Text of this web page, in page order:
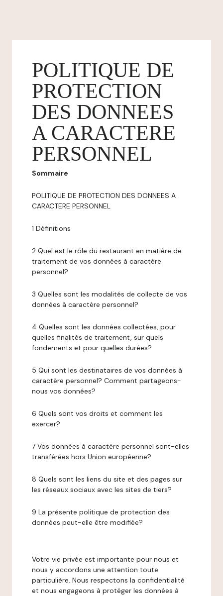
POLITIQUE DE
PROTECTION
DES DONNEES
A CARACTERE
PERSONNEL
Sommaire
POLITIQUE DE PROTECTION DES DONNEES A
CARACTERE PERSONNEL
1 Définitions
2 Quel est le rôle du restaurant en matière de
traitement de vos données à caractère
personnel?
3 Quelles sont les modalités de collecte de vos
données à caractère personnel?
4 Quelles sont les données collectées, pour
quelles finalités de traitement, sur quels
fondements et pour quelles durées?
5 Qui sont les destinataires de vos données à
caractère personnel? Comment partageons-
nous vos données?
6 Quels sont vos droits et comment les
exercer?
7 Vos données à caractère personnel sont-elles
transférées hors Union européenne?
8 Quels sont les liens du site et des pages sur
les réseaux sociaux avec les sites de tiers?
9 La présente politique de protection des
données peut-elle être modifiée?
Votre vie privée est importante pour nous et
nous y accordons une attention toute
particulière. Nous respectons la confidentialité
et nous engageons à protéger les données à